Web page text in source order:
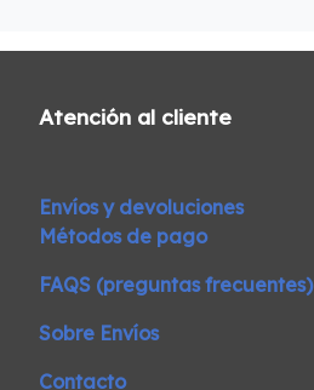
Atención al cliente
Envíos y devoluciones
Métodos de pago
FAQS (preguntas frecuentes)
Sobre Envíos
Contacto